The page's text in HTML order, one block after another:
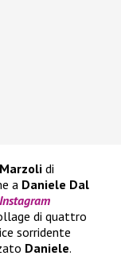
di
a Daniele Dal
Instagram
di quattro
sorridente
Daniele.